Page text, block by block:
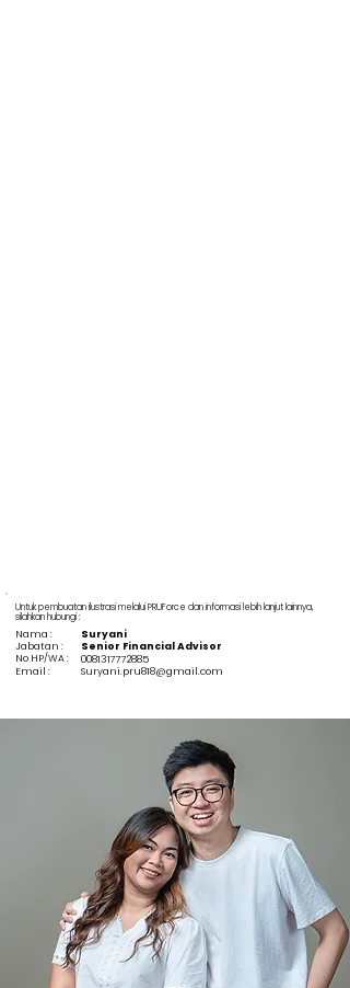
Untuk pembuatan ilustrasi melalui PRUForce dan informasi lebih lanjut lainnya,
silahkan hubungi :
Nama :
Suryani
Jabatan :
Senior Financial Advisor
No HP/WA :
0081317772885
Email :
Suryani.pru818@gmail.com